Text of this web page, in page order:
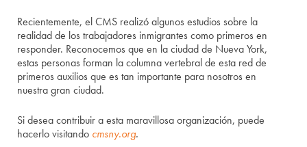
Recientemente, el CMS realizó algunos estudios sobre la
realidad de los trabajadores inmigrantes como primeros en
responder. Reconocemos que en la ciudad de Nueva York,
estas personas forman la columna vertebral de esta red de
primeros auxilios que es tan importante para nosotros en
nuestra gran ciudad.
Si desea contribuir a esta maravillosa organización, puede
hacerlo visitando cmsny.org.